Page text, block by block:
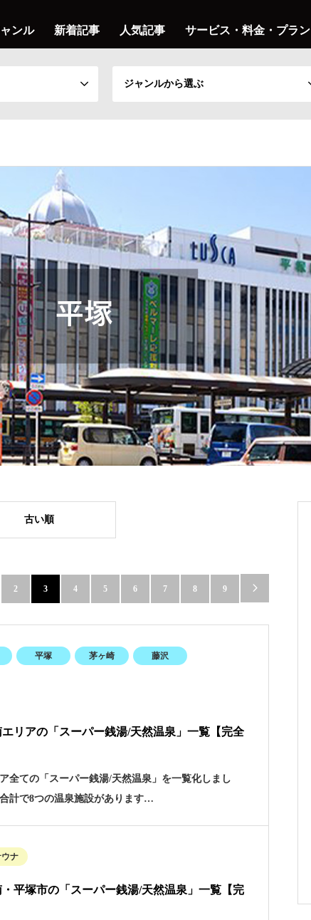
ンル 新着記事 人気記事 サービス・料金・プラン
ジャンルから選ぶ
古い順
2 3 4 5 6 7 8 9 
平塚 茅ヶ崎 藤沢
エリアの「スーパー銭湯/天然温泉」一覧【完全
全ての「スーパー銭湯/天然温泉」を一覧化しまし
計で8つの温泉施設があります…
ナ
・平塚市の「スーパー銭湯/天然温泉」一覧【完